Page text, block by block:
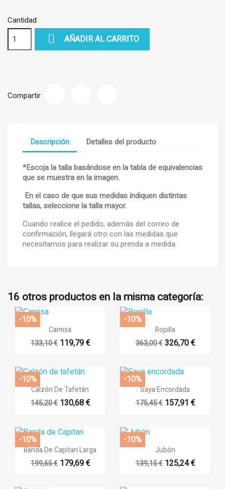
Cantidad
 AÑADIR AL CARRITO
Compartir
Descripción Detalles del producto
*Escoja la talla basándose en la tabla de equivalencias
que se muestra en la imagen.
En el caso de que sus medidas indiquen distintas
tallas, seleccione la talla mayor.
Cuando realice el pedido, además del correo de
confirmación, llegará otro con las medidas que
necesitamos para realizar su prenda a medida.
16 otros productos en la misma categoría:
 Vista rápida
Camisa
133,10 € 119,79 €
-10%
 Vista rápida
Ropilla
363,00 € 326,70 €
-10%
 Vista rápida
Calzón De Tafetán
145,20 € 130,68 €
-10%
 Vista rápida
Saya Encordada
175,45 € 157,91 €
-10%
 Vista rápida
Banda De Capitan Larga
199,65 € 179,69 €
-10%
 Vista rápida
Jubón
139,15 € 125,24 €
-10%